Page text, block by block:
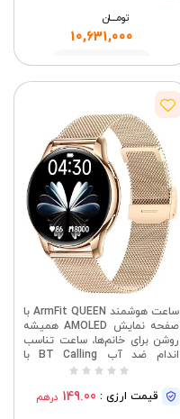
تومــــــان
10,631,000
مشاهده
ساعت هوشمند ArmFit QUEEN با
صفحه نمایش AMOLED همیشه
روشن برای خانم‌ها، ساعت تناسب
اندام ضد آب BT Calling با
مانیتور خواب قلب برای اندروید و
قیمت ارزی : 149.00 درهم